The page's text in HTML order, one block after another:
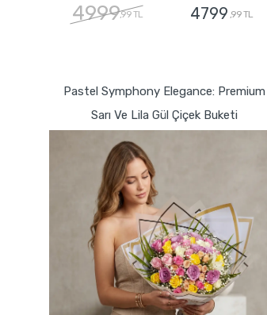
4999,99 TL 4799 ,99 TL
Pastel Symphony Elegance: Premium
Sarı Ve Lila Gül Çiçek Buketi